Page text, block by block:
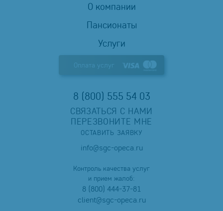
Пансионаты
Услуги
О компании
Оплата услуг
8 (800) 555 54 03
СВЯЗАТЬСЯ С НАМИ
ПЕРЕЗВОНИТЕ МНЕ
ОСТАВИТЬ ЗАЯВКУ
info@sgc-opeca.ru
Контроль качества услуг
и прием жалоб:
8 (800) 444-37-81
client@sgc-opeca.ru